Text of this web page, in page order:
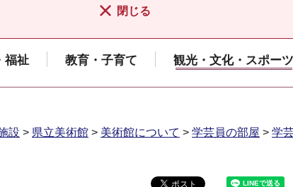
閉じる
福祉 教育・子育て 観光・文化・スポーツ
設 > 県立美術館 > 美術館について > 学芸員の部屋 > 学